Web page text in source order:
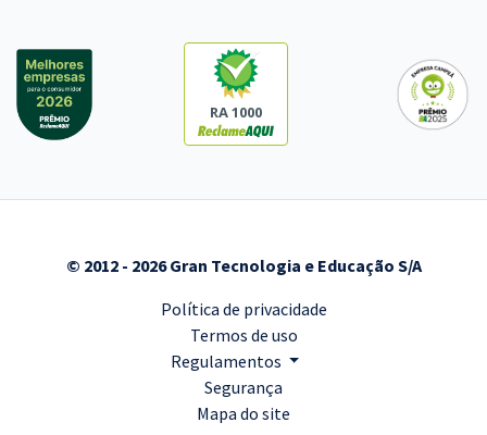
RA 1000
© 2012 - 2026 Gran Tecnologia e Educação S/A
Política de privacidade
Termos de uso
Regulamentos
Segurança
Mapa do site